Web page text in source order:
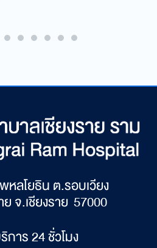
หลโยธิน ต.รอบเวียง
ย จ.เชียงราย 57000
ริการ 24 ชั่วโมง